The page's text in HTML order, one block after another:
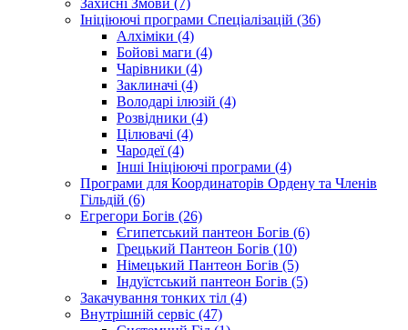
Ініціюючі програми Спеціалізацій (36)
Алхіміки (4)
Бойові маги (4)
Чарівники (4)
Заклиначі (4)
Володарі ілюзій (4)
Розвідники (4)
Цілювачі (4)
Чародеї (4)
Інші Ініціюючі програми (4)
Програми для Координаторів Ордену та Членів
Гільдій (6)
Егрегори Богів (26)
Єгипетський пантеон Богів (6)
Грецький Пантеон Богів (10)
Німецький Пантеон Богів (5)
Індуїстський пантеон Богів (5)
Закачування тонких тіл (4)
Внутрішній сервіс (47)